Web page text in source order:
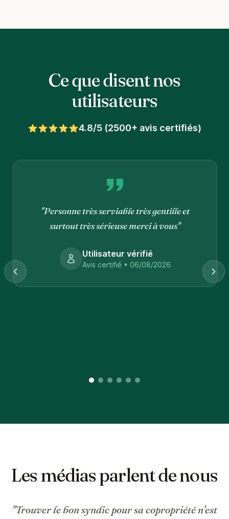
Ce que disent nos
utilisateurs
4.8/5 (2500+ avis certifiés)
"Personne très serviable très gentille et
surtout très sérieuse merci à vous"
Utilisateur vérifié
Avis certifié • 06/08/2026
Les médias parlent de nous
"Trouver le bon syndic pour sa copropriété n'est